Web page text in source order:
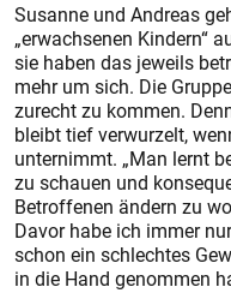
Susanne und Andreas
„erwachsenen Kindern“
sie haben das jeweils
mehr um sich. Die
zurecht zu kommen.
bleibt tief verwurzelt,
unternimmt. „Man lernt
zu schauen und
Betroffenen ändern zu
Davor habe ich immer
schon ein schlechtes
in die Hand genommen